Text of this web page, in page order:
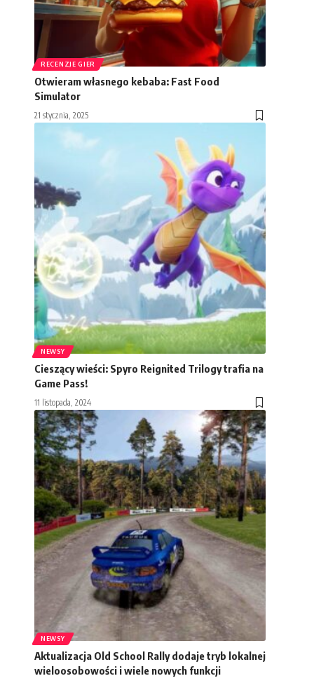
RECENZJE GIER
Otwieram własnego kebaba: Fast Food
Simulator
21 stycznia, 2025
NEWSY
Cieszący wieści: Spyro Reignited Trilogy trafia na
Game Pass!
11 listopada, 2024
NEWSY
Aktualizacja Old School Rally dodaje tryb lokalnej
wieloosobowości i wiele nowych funkcji